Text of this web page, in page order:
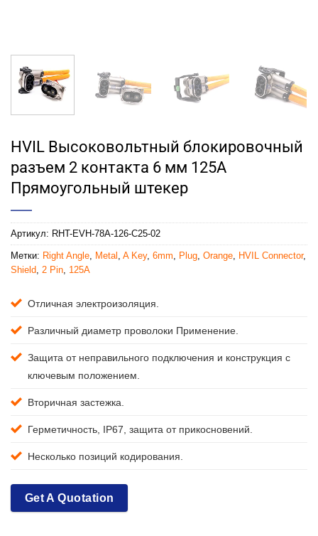
HVIL Высоковольтный блокировочный
разъем 2 контакта 6 мм 125A
Прямоугольный штекер
Артикул: RHT-EVH-78A-126-C25-02
Метки: Right Angle Metal A Key, 6mm Plug Orange HVIL Connector,
Shield 2 Pin 125A
Отличная электроизоляция.
Различный диаметр проволоки Применение.
Защита от неправильного подключения и конструкция с
ключевым положением.
Вторичная застежка.
Герметичность, IP67, защита от прикосновений.
Несколько позиций кодирования.
Get A Quotation